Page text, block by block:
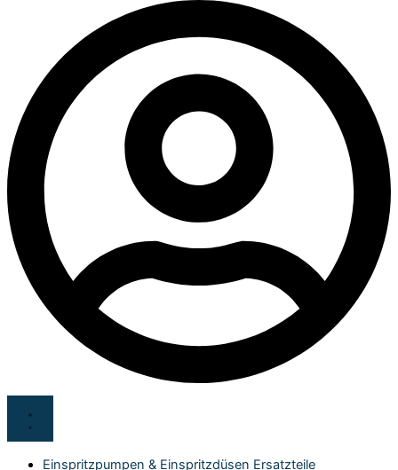
Einspritzpumpen & Einspritzdüsen Ersatzteile